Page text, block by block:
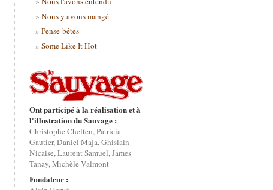
Nous y avons mangé
Pense-bêtes
Some Like It Hot
Ont participé à la réalisation et à
l'illustration du Sauvage :
Christophe Chelten, Patricia
Gautier, Daniel Maja, Ghislain
Nicaise, Laurent Samuel, James
Tanay, Michèle Valmont
Fondateur :